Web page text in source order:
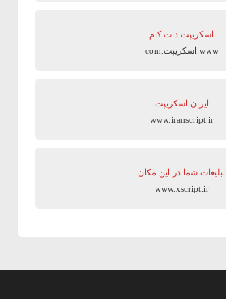
اسکریپت دات کام
www.اسکریپت.com
ایران اسکریپت
www.iranscript.ir
تبلیغات شما در این مکان
www.xscript.ir